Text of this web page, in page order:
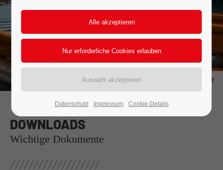
Lorem ipsum dolor sit amet:
Mon - Fri 8:00am - 5:00pm (GMT +1)
DOWNLOADS
Wichtige Dokumente
Datenschutz Impressum Cookie-Details